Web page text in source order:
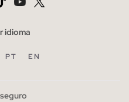
idioma
PT EN